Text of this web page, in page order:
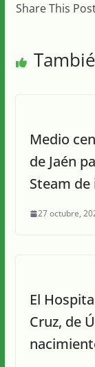
Share This
Medio
de Jaén
Steam
27 octubre,
El
Cruz, de